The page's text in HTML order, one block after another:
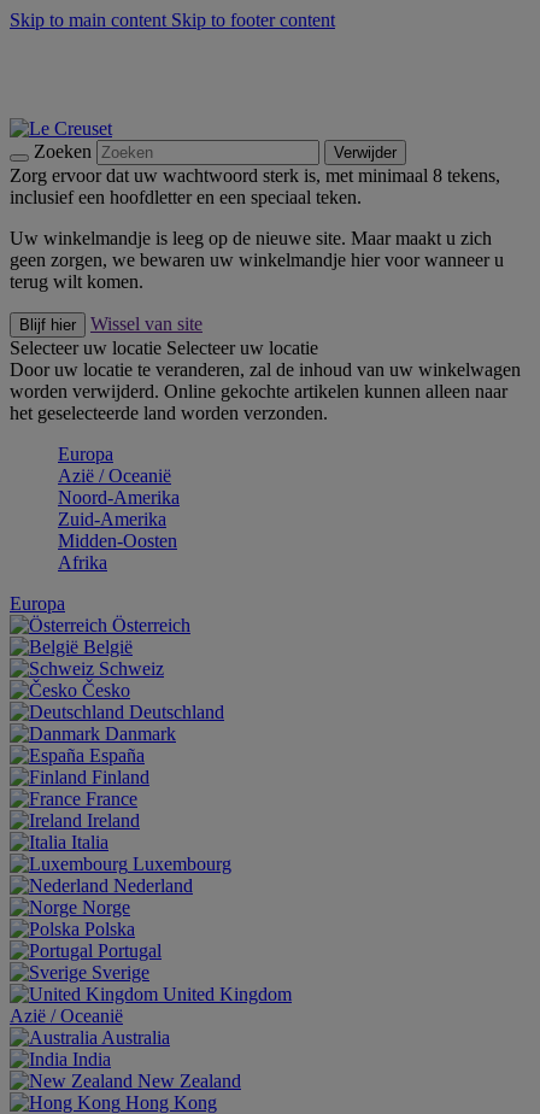
Skip to main content Skip to footer content
Zoeken Verwijder
Zorg ervoor dat uw wachtwoord sterk is, met minimaal 8 tekens,
inclusief een hoofdletter en een speciaal teken.
Uw winkelmandje is leeg op de nieuwe site. Maar maakt u zich
geen zorgen, we bewaren uw winkelmandje hier voor wanneer u
terug wilt komen.
Blijf hier
Wissel van site
Selecteer uw locatie Selecteer uw locatie
Door uw locatie te veranderen, zal de inhoud van uw winkelwagen
worden verwijderd. Online gekochte artikelen kunnen alleen naar
het geselecteerde land worden verzonden.
Europa
Aziё / Oceaniё
Noord-Amerika
Zuid-Amerika
Midden-Oosten
Afrika
Europa
Österreich
België
Schweiz
Česko
Deutschland
Danmark
España
Finland
France
Ireland
Italia
Luxembourg
Nederland
Norge
Polska
Portugal
Sverige
United Kingdom
Aziё / Oceaniё
Australia
India
New Zealand
Hong Kong